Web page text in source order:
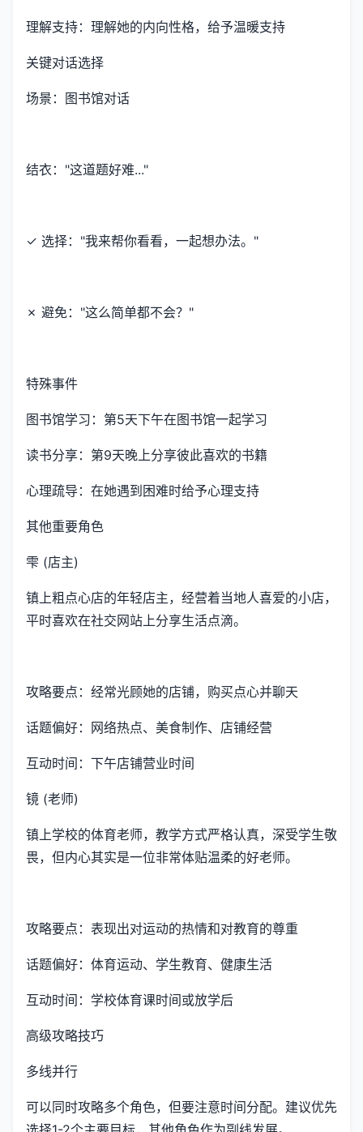
理解支持：理解她的内向性格，给予温暖支持
关键对话选择
场景：图书馆对话
结衣："这道题好难..."
✓ 选择："我来帮你看看，一起想办法。"
✗ 避免："这么简单都不会？"
特殊事件
图书馆学习：第5天下午在图书馆一起学习
读书分享：第9天晚上分享彼此喜欢的书籍
心理疏导：在她遇到困难时给予心理支持
其他重要角色
雫 (店主)
镇上粗点心店的年轻店主，经营着当地人喜爱的小店，
平时喜欢在社交网站上分享生活点滴。
攻略要点：经常光顾她的店铺，购买点心并聊天
话题偏好：网络热点、美食制作、店铺经营
互动时间：下午店铺营业时间
镜 (老师)
镇上学校的体育老师，教学方式严格认真，深受学生敬
畏，但内心其实是一位非常体贴温柔的好老师。
攻略要点：表现出对运动的热情和对教育的尊重
话题偏好：体育运动、学生教育、健康生活
互动时间：学校体育课时间或放学后
高级攻略技巧
多线并行
可以同时攻略多个角色，但要注意时间分配。建议优先